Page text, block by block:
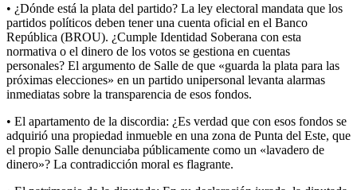
• ¿Dónde está la plata del partido? La ley electoral mandata que los
partidos políticos deben tener una cuenta oficial en el Banco
República (BROU). ¿Cumple Identidad Soberana con esta
normativa o el dinero de los votos se gestiona en cuentas
personales? El argumento de Salle de que «guarda la plata para las
próximas elecciones» en un partido unipersonal levanta alarmas
inmediatas sobre la transparencia de esos fondos.
• El apartamento de la discordia: ¿Es verdad que con esos fondos se
adquirió una propiedad inmueble en una zona de Punta del Este, que
el propio Salle denunciaba públicamente como un «lavadero de
dinero»? La contradicción moral es flagrante.